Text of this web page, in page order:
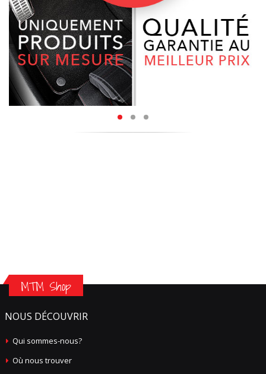
MTM Shop
NOUS DÉCOUVRIR
Qui sommes-nous?
Où nous trouver